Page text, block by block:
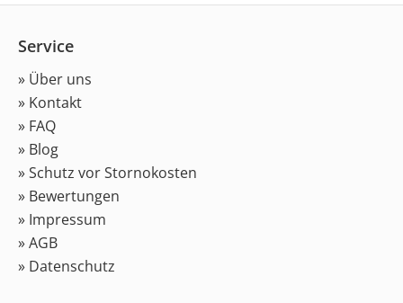
Service
» Über uns
» Kontakt
» FAQ
» Blog
» Schutz vor Stornokosten
» Bewertungen
» Impressum
» AGB
» Datenschutz